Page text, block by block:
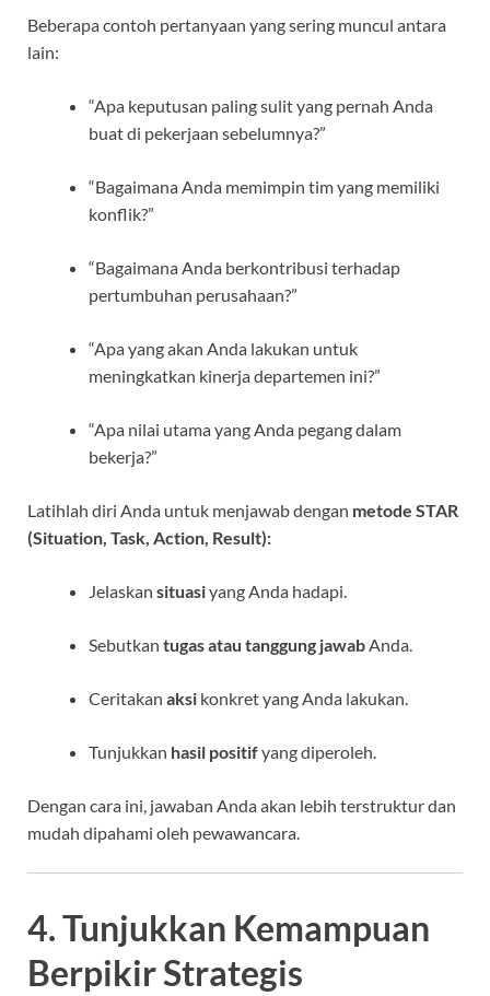
Beberapa contoh pertanyaan yang sering muncul antara
lain:
“Apa keputusan paling sulit yang pernah Anda
buat di pekerjaan sebelumnya?”
“Bagaimana Anda memimpin tim yang memiliki
konflik?”
“Bagaimana Anda berkontribusi terhadap
pertumbuhan perusahaan?”
“Apa yang akan Anda lakukan untuk
meningkatkan kinerja departemen ini?”
“Apa nilai utama yang Anda pegang dalam
bekerja?”
Latihlah diri Anda untuk menjawab dengan metode STAR
(Situation, Task, Action, Result):
Jelaskan situasiyang Anda hadapi.
Sebutkan tugas atau tanggung jawabAnda.
Ceritakan aksi konkret yang Anda lakukan.
Tunjukkan hasil positifyang diperoleh.
Dengan cara ini, jawaban Anda akan lebih terstruktur dan
mudah dipahami oleh pewawancara.
4. Tunjukkan Kemampuan
Berpikir Strategis